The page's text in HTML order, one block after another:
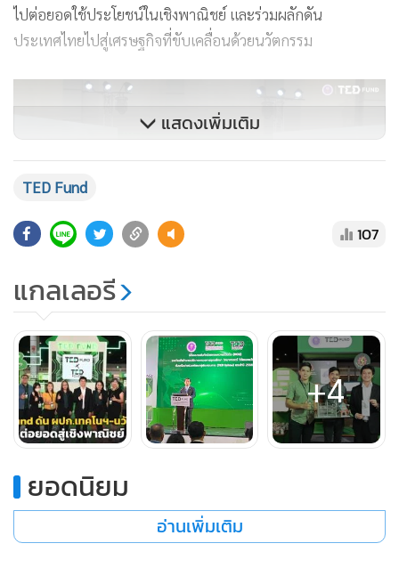
ไปต่อยอดใช้ประโยชน์ในเชิงพาณิชย์ และร่วมผลักดัน
ประเทศไทยไปสู่เศรษฐกิจที่ขับเคลื่อนด้วยนวัตกรรม
ทั้งนี้ ในปี พ.ศ. 2566 ทางกองทุนฯ ได้จัดตั้งเครือข่ายร่วมพัฒนา
ผู้ประกอบการ (TED Fellow) เพิ่มเติมเฉพาะภูมิภาคตะวันออก
เฉียงเหนือ และภาคใต้ รวมจำนวน 7 หน่วยงาน ได้แก่
(KKBS)
2. ศูนย์บ่มเพาะวิสาหกิจ มหาวิทยาลัยราชภัฏอุดรธานี
แสดงเพิ่มเติม
TED Fund
107
แกลเลอรี
+4
ยอดนิยม
อ่านเพิ่มเติม